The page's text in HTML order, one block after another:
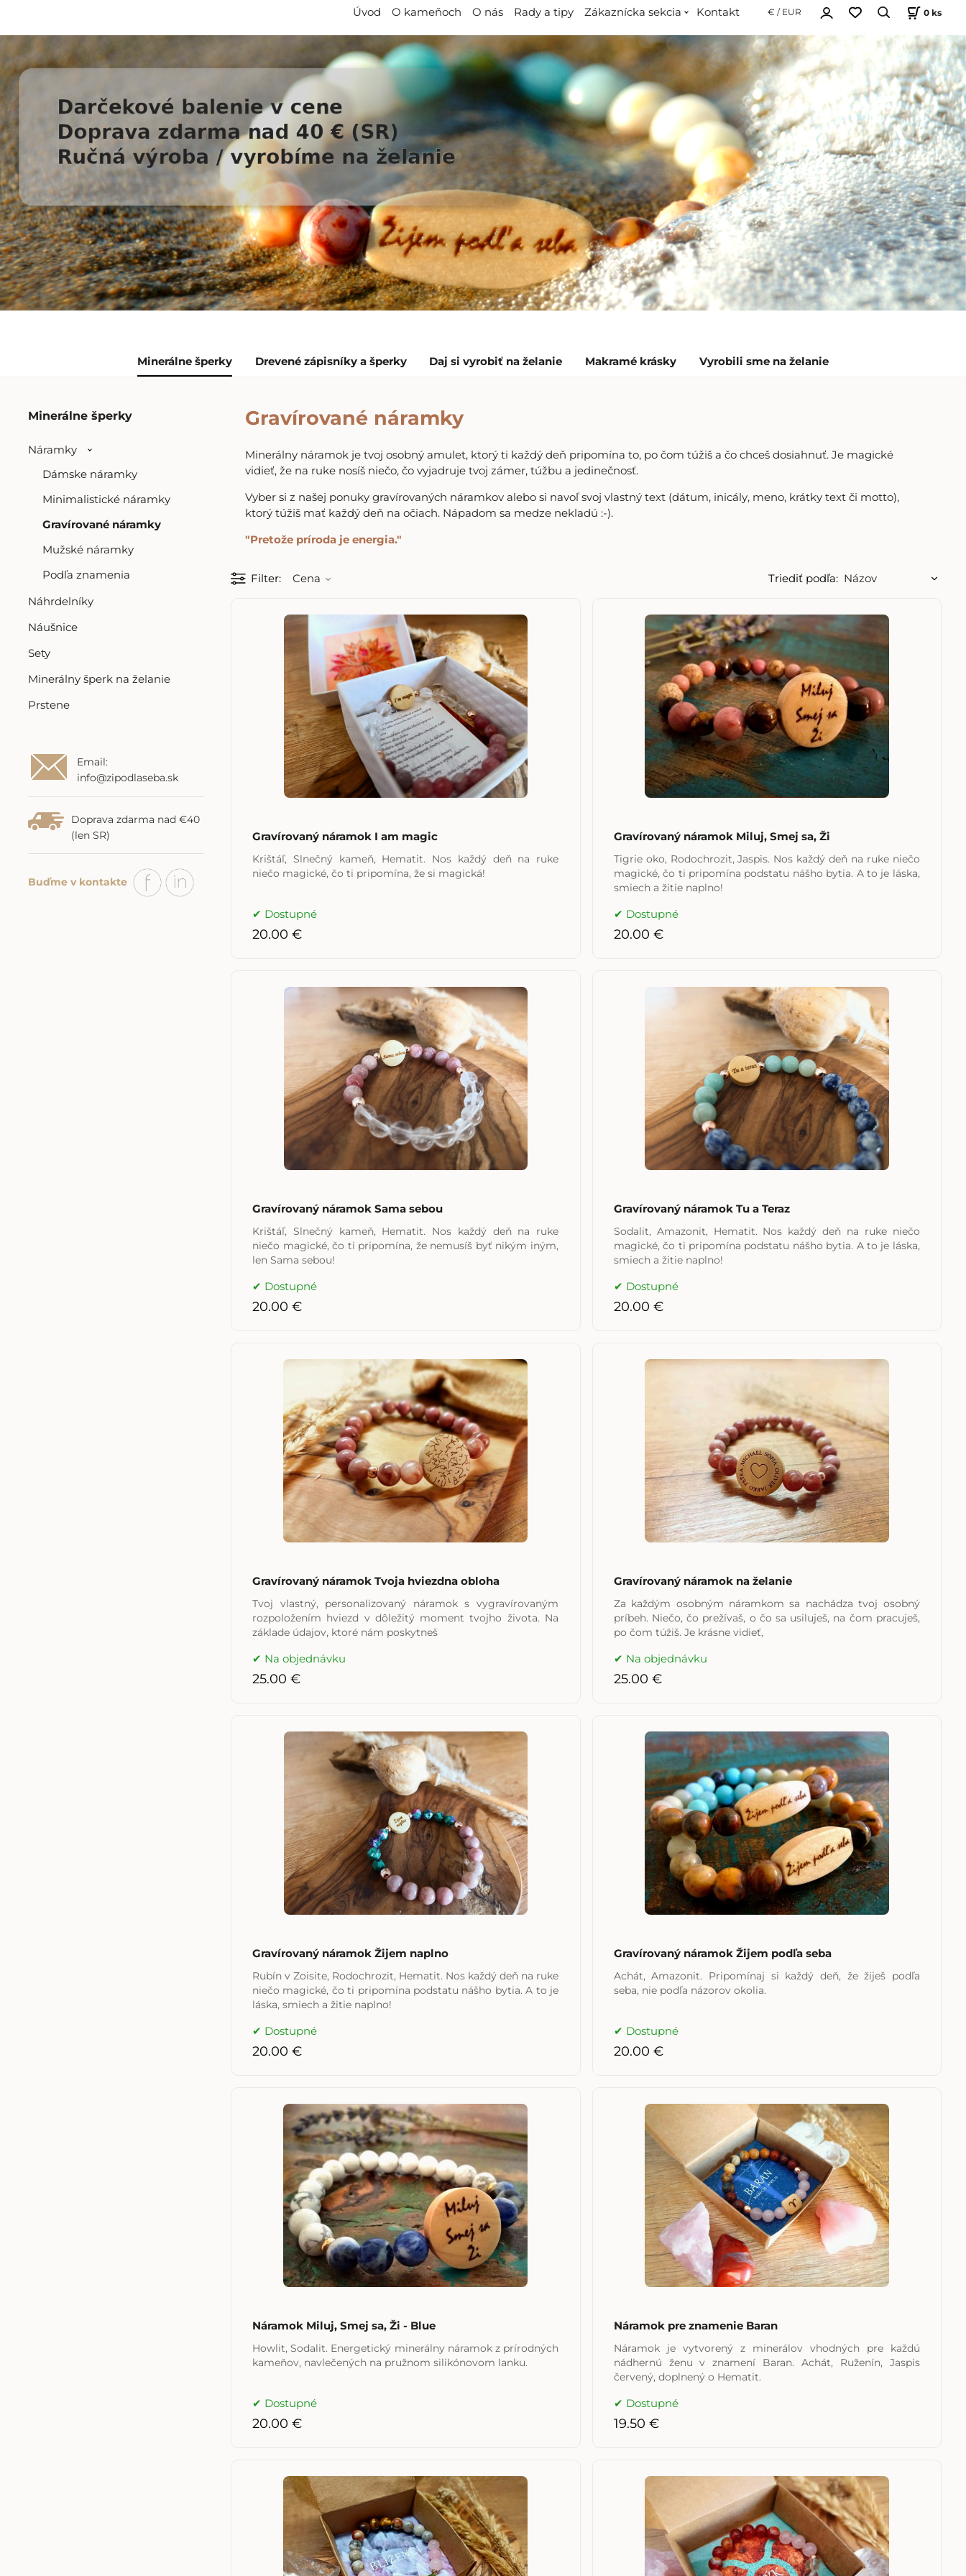
Úvod O kameňoch O nás Rady a tipy Zákaznícka sekcia Kontakt € / EUR 0 ks
Minerálne šperky Drevené zápisníky a šperky Daj si vyrobiť na želanie Makramé krásky Vyrobili sme na želanie
Minerálne šperky
Náramky
Dámske náramky
Minimalistické náramky
Gravírované náramky
Mužské náramky
Podľa znamenia
Náhrdelníky
Náušnice
Sety
Minerálny šperk na želanie
Prstene
Email:
info@zipodlaseba.sk
Doprava zdarma nad €40
(len SR)
Buďme v kontakte
Gravírované náramky
Minerálny náramok je tvoj osobný amulet, ktorý ti každý deň pripomína to, po čom túžiš a čo chceš dosiahnuť. Je magické
vidieť, že na ruke nosíš niečo, čo vyjadruje tvoj zámer, túžbu a jedinečnosť.
Vyber si z našej ponuky gravírovaných náramkov alebo si navoľ svoj vlastný text (dátum, inicály, meno, krátky text či motto),
ktorý túžiš mať každý deň na očiach. Nápadom sa medze nekladú :-).
"Pretože príroda je energia."
Filter Cena Triediť podľa:
Gravírovaný náramok I am magic
Krištáľ, Slnečný kameň, Hematit. Nos každý deň na ruke
niečo magické, čo ti pripomína, že si magická!
Dostupné
20.00 €
Gravírovaný náramok Miluj, Smej sa, Ži
Tigrie oko, Rodochrozit, Jaspis. Nos každý deň na ruke niečo
magické, čo ti pripomína podstatu nášho bytia. A to je láska,
smiech a žitie naplno!
Dostupné
20.00 €
Gravírovaný náramok Sama sebou
Krištáľ, Slnečný kameň, Hematit. Nos každý deň na ruke
niečo magické, čo ti pripomína, že nemusíš byť nikým iným,
len Sama sebou!
Dostupné
20.00 €
Gravírovaný náramok Tu a Teraz
Sodalit, Amazonit, Hematit. Nos každý deň na ruke niečo
magické, čo ti pripomína podstatu nášho bytia. A to je láska,
smiech a žitie naplno!
Dostupné
20.00 €
Gravírovaný náramok Tvoja hviezdna obloha
Tvoj vlastný, personalizovaný náramok s vygravírovaným
rozpoložením hviezd v dôležitý moment tvojho života. Na
základe údajov, ktoré nám poskytneš
Na objednávku
25.00 €
Gravírovaný náramok na želanie
Za každým osobným náramkom sa nachádza tvoj osobný
príbeh. Niečo, čo prežívaš, o čo sa usiluješ, na čom pracuješ,
po čom túžiš. Je krásne vidieť,
Na objednávku
25.00 €
Gravírovaný náramok Žijem naplno
Rubín v Zoisite, Rodochrozit, Hematit. Nos každý deň na ruke
niečo magické, čo ti pripomína podstatu nášho bytia. A to je
láska, smiech a žitie naplno!
Dostupné
20.00 €
Gravírovaný náramok Žijem podľa seba
Achát, Amazonit. Pripomínaj si každý deň, že žiješ podľa
seba, nie podľa názorov okolia.
Dostupné
20.00 €
Náramok Miluj, Smej sa, Ži - Blue
Howlit, Sodalit. Energetický minerálny náramok z prírodných
kameňov, navlečených na pružnom silikónovom lanku.
Dostupné
20.00 €
Náramok pre znamenie Baran
Náramok je vytvorený z minerálov vhodných pre každú
nádhernú ženu v znamení Baran. Achát, Ruženín, Jaspis
červený, doplnený o Hematit.
Dostupné
19.50 €